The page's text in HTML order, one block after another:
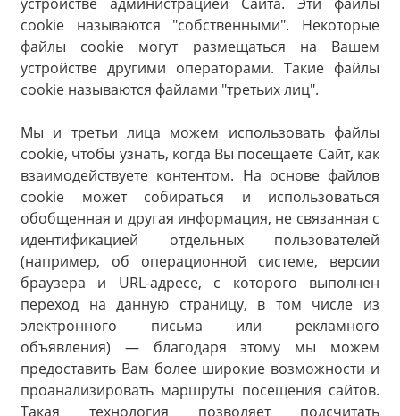
cookie называются "собственными". Некоторые
файлы cookie могут размещаться на Вашем
устройстве другими операторами. Такие файлы
cookie называются файлами "третьих лиц".
Мы и третьи лица можем использовать файлы
cookie, чтобы узнать, когда Вы посещаете Сайт, как
взаимодействуете контентом. На основе файлов
cookie может собираться и использоваться
обобщенная и другая информация, не связанная с
идентификацией отдельных пользователей
(например, об операционной системе, версии
браузера и URL-адресе, с которого выполнен
переход на данную страницу, в том числе из
электронного письма или рекламного
объявления) — благодаря этому мы можем
предоставить Вам более широкие возможности и
проанализировать маршруты посещения сайтов.
Такая технология позволяет подсчитать